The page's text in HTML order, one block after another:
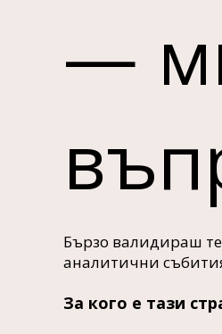
—
Бързо валидираш
аналитични
За кого е тази